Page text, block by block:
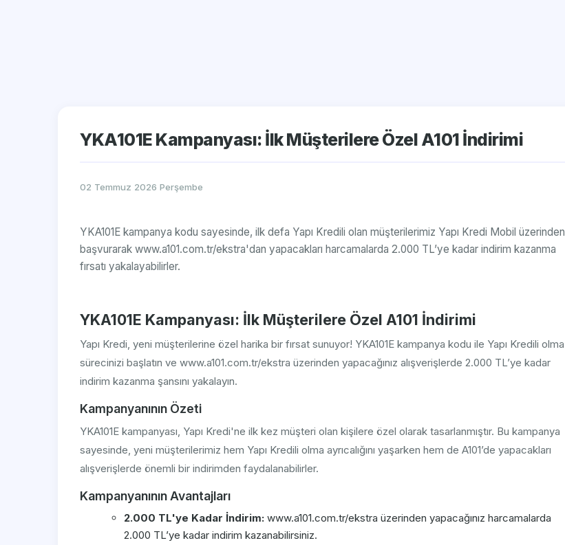
YKA101E Kampanyası: İlk Müşterilere Özel A101 İndirimi
02 Temmuz 2026 Perşembe
YKA101E kampanya kodu sayesinde, ilk defa Yapı Kredili olan müşterilerimiz Yapı Kredi Mobil üzerinden
başvurarak www.a101.com.tr/ekstra'dan yapacakları harcamalarda 2.000 TL’ye kadar indirim kazanma
fırsatı yakalayabilirler.
YKA101E Kampanyası: İlk Müşterilere Özel A101 İndirimi
Yapı Kredi, yeni müşterilerine özel harika bir fırsat sunuyor! YKA101E kampanya kodu ile Yapı Kredili olma
sürecinizi başlatın ve www.a101.com.tr/ekstra üzerinden yapacağınız alışverişlerde 2.000 TL’ye kadar
indirim kazanma şansını yakalayın.
Kampanyanının Özeti
YKA101E kampanyası, Yapı Kredi'ne ilk kez müşteri olan kişilere özel olarak tasarlanmıştır. Bu kampanya
sayesinde, yeni müşterilerimiz hem Yapı Kredili olma ayrıcalığını yaşarken hem de A101’de yapacakları
alışverişlerde önemli bir indirimden faydalanabilirler.
Kampanyanının Avantajları
2.000 TL'ye Kadar İndirim: www.a101.com.tr/ekstra üzerinden yapacağınız harcamalarda
2.000 TL’ye kadar indirim kazanabilirsiniz.